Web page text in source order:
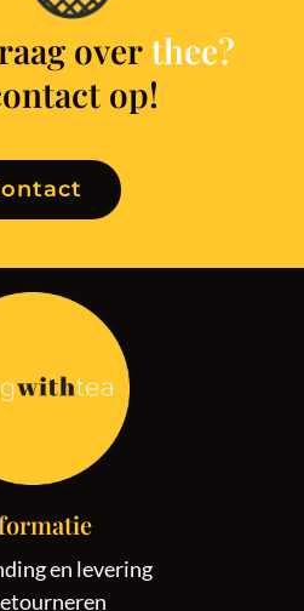
over thee?
op!
en levering